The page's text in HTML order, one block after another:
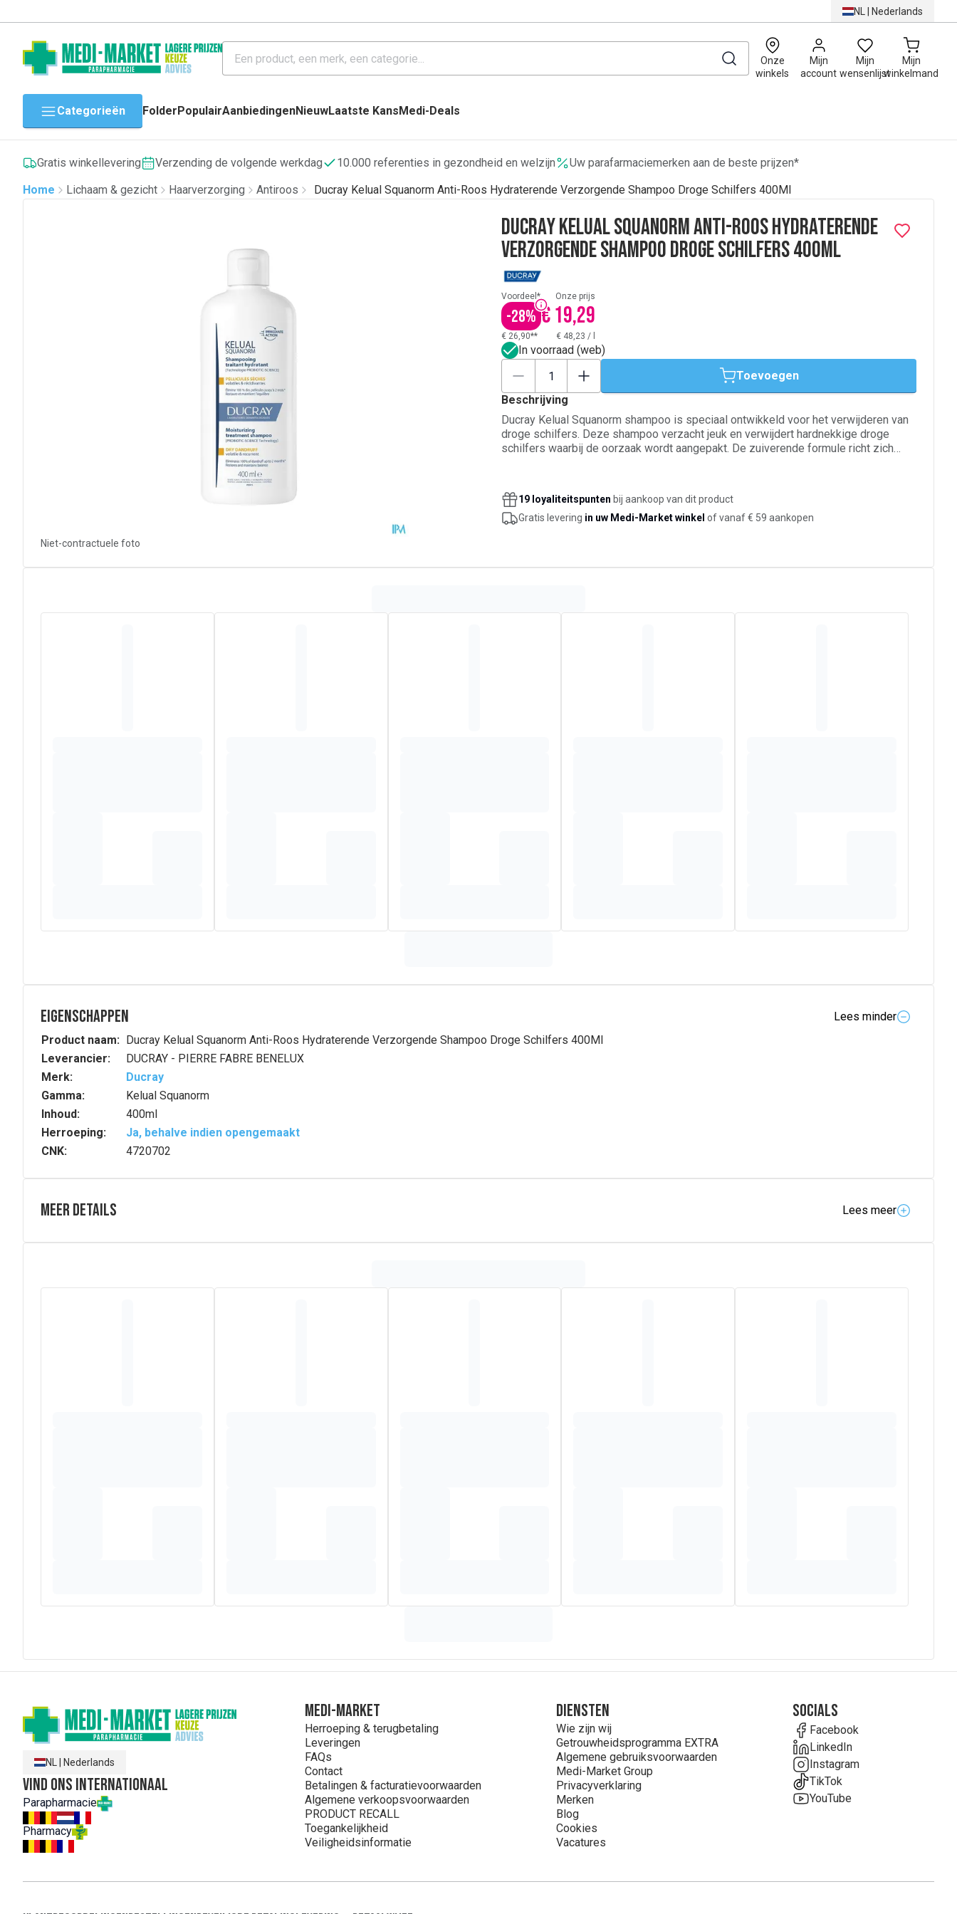
NL | Nederlands
Onze
winkels
Mijn
account
Mijn
wensenlijst
Mijn
winkelmand
0
Categorieën FolderPopulairAanbiedingenNieuwLaatste KansMedi-Deals
Gratis winkellevering Verzending de volgende werkdag 10.000 referenties in gezondheid en welzijn
Uw parafarmaciemerken aan de beste prijzen*
Home
Lichaam & gezicht Haarverzorging Antiroos Ducray Kelual Squanorm Anti-Roos Hydraterende Verzorgende Shampoo Droge Schilfers 400Ml
Niet-contractuele foto
Ducray Kelual Squanorm Anti-Roos Hydraterende
Verzorgende Shampoo Droge Schilfers 400Ml
Voordeel*
-28%
Onze prijs
€ 19,29
€ 26,90** € 48,23 /
In voorraad (web)
Toevoegen
Beschrijving
Ducray Kelual Squanorm shampoo is speciaal ontwikkeld voor het verwijderen van
droge schilfers. Deze shampoo verzacht jeuk en verwijdert hardnekkige droge
schilfers waarbij de oorzaak wordt aangepakt. De zuiverende formule richt zich
haarkleuring en is geschikt voor zowel tieners als volwassenen.
19 loyaliteitspunten bij aankoop van dit product
Gratis levering in uw Medi-Market winkel of vanaf € 59 aankopen
Eigenschappen
Lees minder
Product naam: Ducray Kelual Squanorm Anti-Roos Hydraterende Verzorgende Shampoo Droge Schilfers 400Ml
Leverancier:
DUCRAY - PIERRE FABRE BENELUX
Merk:
Ducray
Gamma:
Kelual Squanorm
Inhoud:
400ml
Herroeping:
Ja, behalve indien opengemaakt
CNK:
4720702
Meer details
Lees meer
WATER (AQUA). GLYCERIN. DECYL GLUCOSIDE. DISODIUM COCOYL GLUTAMATE. SUCCINIC ACID. 1,2-HEXANEDIOL. CAPRYLYL GLYCOL. FRAGRANCE (PARFUM).
NL Nederlands
Vind ons internationaal
Parapharmacie
Pharmacy
MEDI-MARKET
Herroeping & terugbetaling
Leveringen
FAQs
Contact
Betalingen & facturatievoorwaarden
Algemene verkoopsvoorwaarden
PRODUCT RECALL
Toegankelijkheid
Veiligheidsinformatie
Diensten
Wie zijn wij
Getrouwheidsprogramma EXTRA
Algemene gebruiksvoorwaarden
Medi-Market Group
Privacyverklaring
Merken
Blog
Cookies
Vacatures
Socials
Facebook
LinkedIn
Instagram
TikTok
YouTube